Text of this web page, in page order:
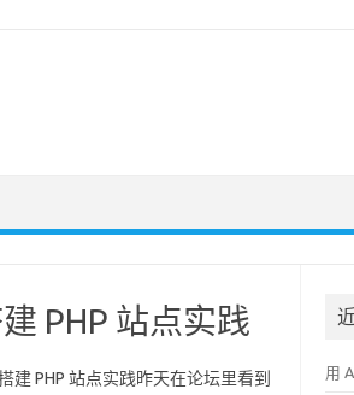
PHP 站点实践
建 PHP 站点实践昨天在论坛里看到
用